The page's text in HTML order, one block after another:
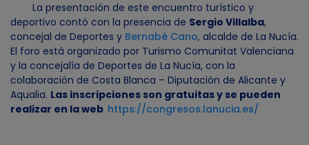
La presentación de este encuentro turístico y
deportivo contó con la presencia de Sergio Villalba,
concejal de Deportes y Bernabé Cano, alcalde de La Nucía.
El foro está organizado por Turismo Comunitat Valenciana
y la concejalía de Deportes de La Nucía, con la
colaboración de Costa Blanca – Diputación de Alicante y
Aqualia. Las inscripciones son gratuitas y se pueden
realizar en la web https://congresos.lanucia.es/